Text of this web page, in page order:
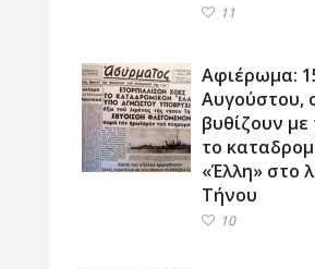
11
Αφιέρωμα:
Αυγούστου,
βυθίζουν με
το
«Έλλη» στο
Τήνου
10